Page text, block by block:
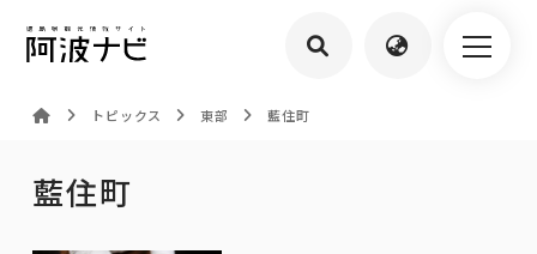
トピックス 東部 藍住町
藍住町